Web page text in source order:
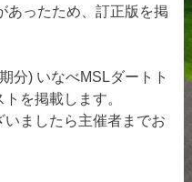
あったため、訂正版を掲
分) いなべMSLダートト
を掲載します。
ましたら主催者までお